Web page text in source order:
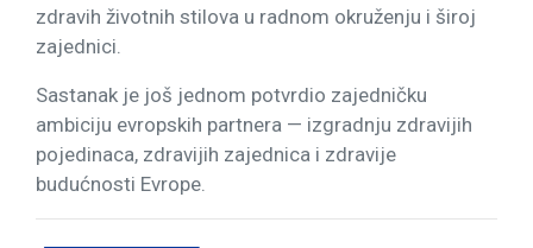
zdravih životnih stilova u radnom okruženju i široj
zajednici.
Sastanak je još jednom potvrdio zajedničku
ambiciju evropskih partnera — izgradnju zdravijih
pojedinaca, zdravijih zajednica i zdravije
budućnosti Evrope.